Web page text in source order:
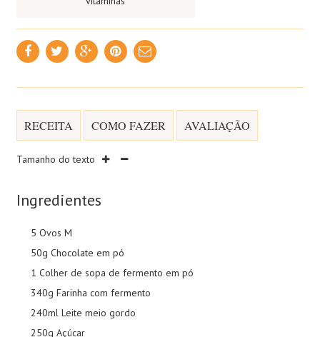
RECEITA COMO FAZER AVALIAÇÃO
Tamanho do texto
Ingredientes
5 Ovos M
50g Chocolate em pó
1 Colher de sopa de fermento em pó
340g Farinha com fermento
240ml Leite meio gordo
250g Açúcar